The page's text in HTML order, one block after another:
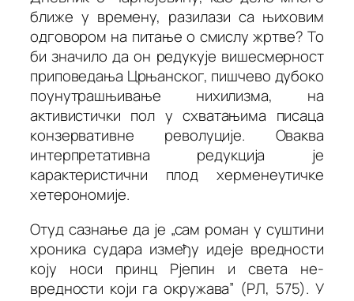
ближе у времену, разилази са њиховим
одговором на питање о смислу жртве? То
би значило да он редукује вишесмерност
приповедања Црњанског, пишчево дубоко
поунутрашњивање нихилизма, на
активистички пол у схватањима писаца
конзервативне револуције. Оваква
интерпретативна редукција је
карактеристични плод херменеутичке
хетерономије.
Отуд сазнање да је „сам роман у суштини
хроника судара између идеје вредности
коју носи принц Рјепин и света не-
вредности који га окружава” (РЛ, 575). У